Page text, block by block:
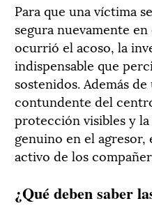
Para que una víctima
segura nuevamente
ocurrió el acoso, la
indispensable que
sostenidos. Además
contundente del
protección visibles y
genuino en el
activo de los
¿Qué deben saber